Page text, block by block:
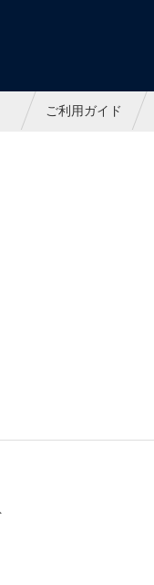
ラインシ
ご利用ガイド